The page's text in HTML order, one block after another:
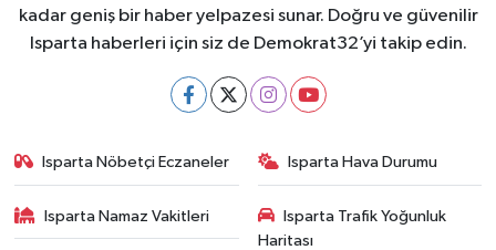
kadar geniş bir haber yelpazesi sunar. Doğru ve güvenilir
Isparta haberleri için siz de Demokrat32’yi takip edin.
Isparta Nöbetçi Eczaneler Isparta Hava Durumu
Isparta Namaz Vakitleri
Isparta Trafik Yoğunluk
Haritası